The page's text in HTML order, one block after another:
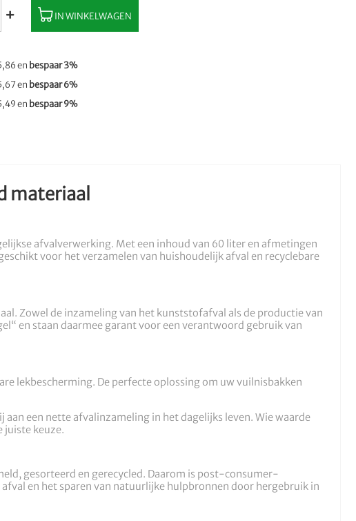
IN WINKELWAGEN
en bespaar3%
en bespaar6%
en bespaar9%
materiaal
afvalverwerking. Met een inhoud van 60 liter en afmetingen
voor het verzamelen van huishoudelijk afval en recyclebare
Zowel de inzameling van het kunststofafval als de productie van
en staan daarmee garant voor een verantwoord gebruik van
lekbescherming. De perfecte oplossing om uw vuilnisbakken
een nette afvalinzameling in het dagelijks leven. Wie waarde
juiste keuze.
gesorteerd en gerecycled. Daarom is post-consumer-
en het sparen van natuurlijke hulpbronnen door hergebruik in